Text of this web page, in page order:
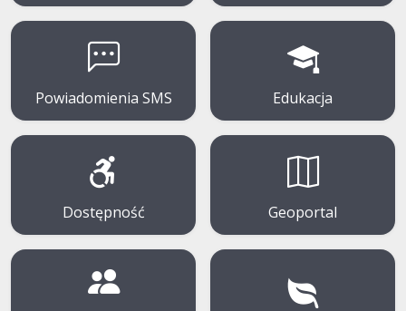
Powiadomienia SMS Edukacja
Dostępność Geoportal